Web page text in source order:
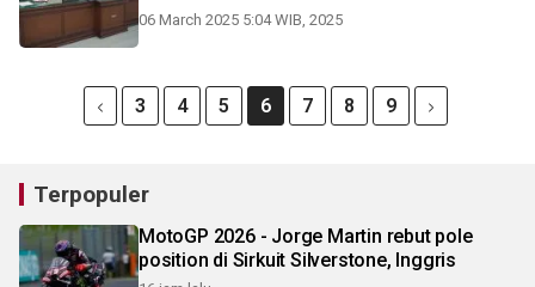
06 March 2025 5:04 WIB, 2025
3 4 5 6 7 8 9
Terpopuler
MotoGP 2026 - Jorge Martin rebut pole
position di Sirkuit Silverstone, Inggris